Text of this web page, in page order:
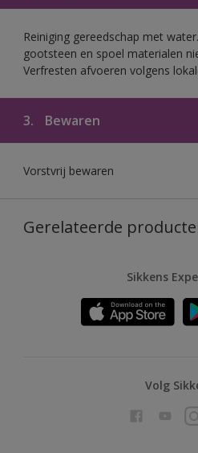
Reiniging gereedschap met
gootsteen en spoel materialen
Verfresten afvoeren volgens
3. Bewaren
Vorstvrij bewaren
Gerelateerde
Sikkens
Volg